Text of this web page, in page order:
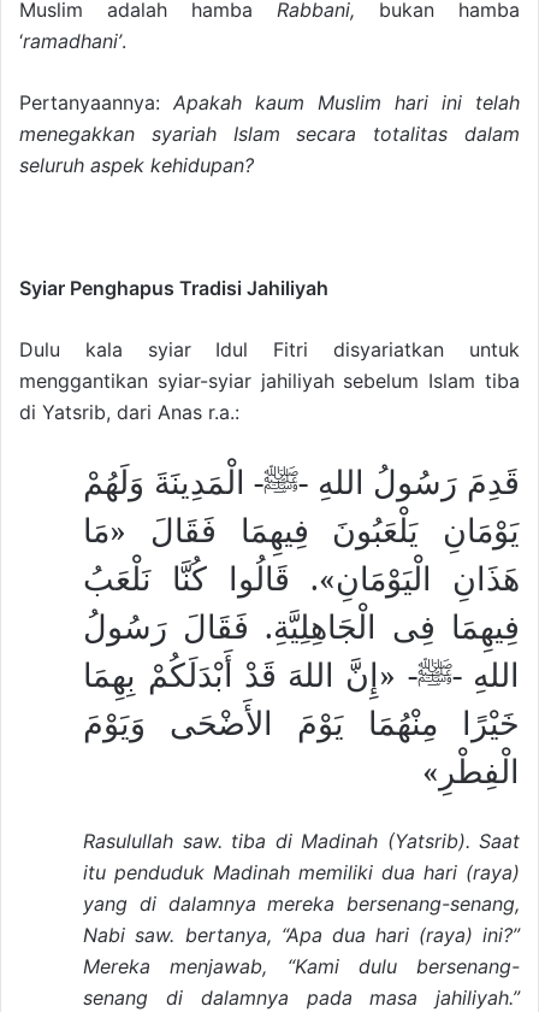
Muslim adalah hamba Rabbani, bukan hamba
‘ramadhani’.
Pertanyaannya: Apakah kaum Muslim hari ini telah
menegakkan syariah Islam secara totalitas dalam
seluruh aspek kehidupan?
Syiar Penghapus Tradisi Jahiliyah
Dulu kala syiar Idul Fitri disyariatkan untuk
menggantikan syiar-syiar jahiliyah sebelum Islam tiba
di Yatsrib, dari Anas r.a.:
قَدِمَ رَسُولُ اللهِ -ﷺ- الْمَدِينَةَ وَلَهُمْ
يَوْمَانِ يَلْعَبُونَ فِيهِمَا فَقَالَ «مَا
هَذَانِ الْيَوْمَانِ». قَالُوا كُنَّا نَلْعَبُ
فِيهِمَا فِى الْجَاهِلِيَّةِ. فَقَالَ رَسُولُ
اللهِ -ﷺ- «إِنَّ اللهَ قَدْ أَبْدَلَكُمْ بِهِمَا
خَيْرًا مِنْهُمَا يَوْمَ الأَضْحَى وَيَوْمَ
الْفِطْرِ»
Rasulullah saw. tiba di Madinah (Yatsrib). Saat
itu penduduk Madinah memiliki dua hari (raya)
yang di dalamnya mereka bersenang-senang,
Nabi saw. bertanya, “Apa dua hari (raya) ini?”
Mereka menjawab, “Kami dulu bersenang-
senang di dalamnya pada masa jahiliyah.”